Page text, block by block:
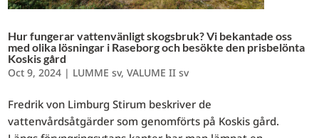
Hur fungerar vattenvänligt skogsbruk? Vi bekantade oss
med olika lösningar i Raseborg och besökte den prisbelönta
Koskis gård
Oct 9, 2024 | LUMME sv,VALUME II sv
Fredrik von Limburg Stirum beskriver de
vattenvårdsåtgärder som genomförts på Koskis gård.